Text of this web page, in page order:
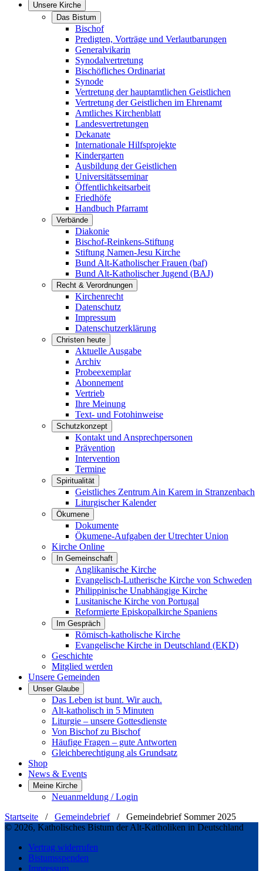
Unsere Kirche
Das Bistum
Bischof
Predigten, Vorträge und Verlautbarungen
Generalvikarin
Synodalvertretung
Bischöfliches Ordinariat
Synode
Vertretung der hauptamtlichen Geistlichen
Vertretung der Geistlichen im Ehrenamt
Amtliches Kirchenblatt
Landesvertretungen
Dekanate
Internationale Hilfsprojekte
Kindergarten
Ausbildung der Geistlichen
Universitätsseminar
Öffentlichkeitsarbeit
Friedhöfe
Handbuch Pfarramt
Verbände
Diakonie
Bischof-Reinkens-Stiftung
Stiftung Namen-Jesu Kirche
Bund Alt-Katholischer Frauen (baf)
Bund Alt-Katholischer Jugend (BAJ)
Recht & Verordnungen
Kirchenrecht
Datenschutz
Impressum
Datenschutzerklärung
Christen heute
Aktuelle Ausgabe
Archiv
Probeexemplar
Abonnement
Vertrieb
Ihre Meinung
Text- und Fotohinweise
Schutzkonzept
Kontakt und Ansprechpersonen
Prävention
Intervention
Termine
Spiritualität
Geistliches Zentrum Ain Karem in Stranzenbach
Liturgischer Kalender
Ökumene
Dokumente
Ökumene-Aufgaben der Utrechter Union
Kirche Online
In Gemeinschaft
Anglikanische Kirche
Evangelisch-Lutherische Kirche von Schweden
Philippinische Unabhängige Kirche
Lusitanische Kirche von Portugal
Reformierte Episkopalkirche Spaniens
Im Gespräch
Römisch-katholische Kirche
Evangelische Kirche in Deutschland (EKD)
Geschichte
Mitglied werden
Unsere Gemeinden
Unser Glaube
Das Leben ist bunt. Wir auch.
Alt-katholisch in 5 Minuten
Liturgie – unsere Gottesdienste
Von Bischof zu Bischof
Häufige Fragen – gute Antworten
Gleichberechtigung als Grundsatz
Shop
News & Events
Meine Kirche
Neuanmeldung / Login
Startseite / Gemeindebrief/ Gemeindebrief Sommer 2025
© 2026, Katholisches Bistum der Alt-Katholiken in Deutschland
Vertrag widerrufen
Bistumsspenden
Impressum